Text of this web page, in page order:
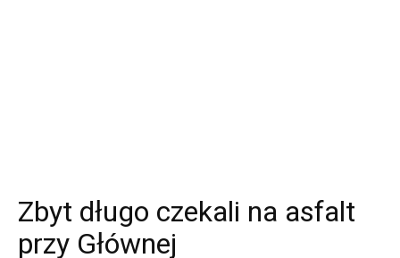
Zbyt długo czekali na asfalt
przy Głównej